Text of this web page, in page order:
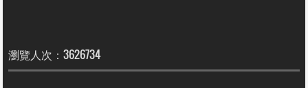
瀏覽人次：3626734